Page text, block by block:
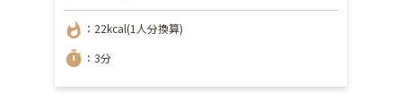
whatshot ：22kcal(1人分換算)
timer ：3分